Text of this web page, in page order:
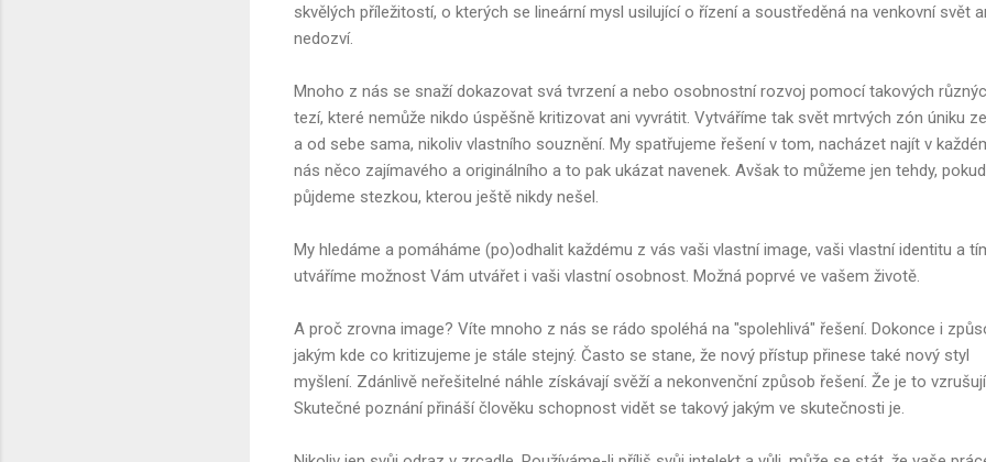
skvělých příležitostí, o kterých se lineární mysl usilující o řízení a soustředěná na venkovní svět
nedozví.
Mnoho z nás se snaží dokazovat svá tvrzení a nebo osobnostní rozvoj pomocí takových
tezí, které nemůže nikdo úspěšně kritizovat ani vyvrátit. Vytváříme tak svět mrtvých zón úniku
a od sebe sama, nikoliv vlastního souznění. My spatřujeme řešení v tom, nacházet najít v
nás něco zajímavého a originálního a to pak ukázat navenek. Avšak to můžeme jen tehdy, pokud
půjdeme stezkou, kterou ještě nikdy nešel.
My hledáme a pomáháme (po)odhalit každému z vás vaši vlastní image, vaši vlastní identitu a
utváříme možnost Vám utvářet i vaši vlastní osobnost. Možná poprvé ve vašem životě.
A proč zrovna image? Víte mnoho z nás se rádo spoléhá na "spolehlivá" řešení. Dokonce i
jakým kde co kritizujeme je stále stejný. Často se stane, že nový přístup přinese také nový styl
myšlení. Zdánlivě neřešitelné náhle získávají svěží a nekonvenční způsob řešení. Že je to
Skutečné poznání přináší člověku schopnost vidět se takový jakým ve skutečnosti je.